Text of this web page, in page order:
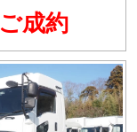
ご成約